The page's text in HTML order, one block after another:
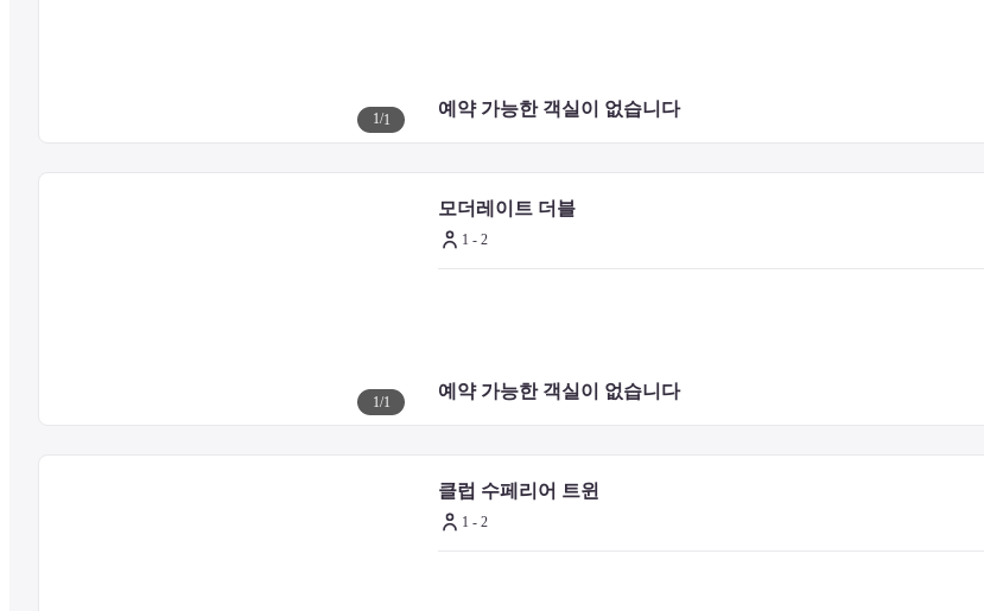
클럽 라운지는 히로시마의 거리, 미야지마, 세토 내해의 섬들을 한눈에 볼 수 있으며, 최상층에서 펼쳐진 파노라마 뷰를 즐길 수
크인 및 체크아웃 절차와 컨시어지 서비스를 전담하는 직원이 있으며
1/1
예약 가능한 객실이 없습니다
1/1
모더레이트 더블
1 - 2
예약 가능한 객실이 없습니다
클럽 수페리어 트윈
1 - 2